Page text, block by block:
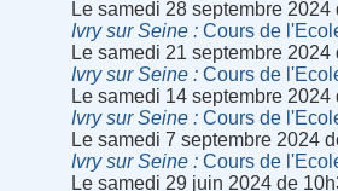
Le samedi 28 septembre
Ivry sur Seine
Cours de
Le samedi 21 septembre
Ivry sur Seine
Cours de
Le samedi 14 septembre
Ivry sur Seine
Cours de
Le samedi 7 septembre 2024
Ivry sur Seine
Cours de
Le samedi 29 juin 2024 de